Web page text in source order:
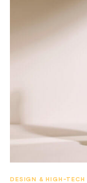
DESIGN & HIGH-TECH